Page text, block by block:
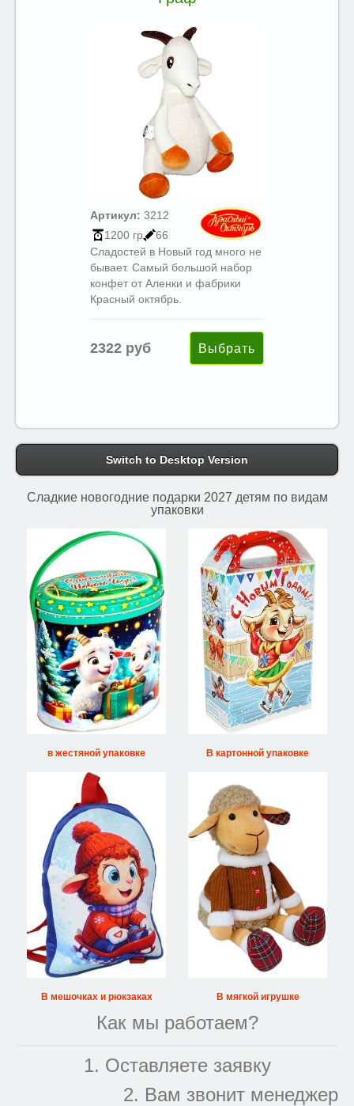
Артикул: 3212
1200 гр
66
Сладостей в Новый год много не
бывает. Самый большой набор
конфет от Аленки и фабрики
Красный октябрь.
2322 руб
Switch to Desktop Version
Сладкие новогодние подарки 2027 детям по видам
упаковки
в жестяной упаковке В картонной упаковке
В мешочках и рюкзаках В мягкой игрушке
Как мы работаем?
1. Оставляете заявку
2. Вам звонит менеджер